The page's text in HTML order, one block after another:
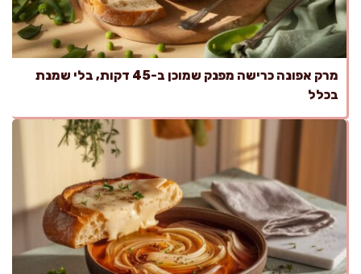
מרק אפונה כרישה מפנק שמוכן ב-45 דקות, בלי שמנת
בכלל